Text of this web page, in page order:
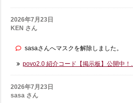
2026年7月23日
KEN さん
sasaさんへマスクを解除しました。
povo2.0 紹介コード【掲示板】公開中！...
2026年7月23日
sasa さん